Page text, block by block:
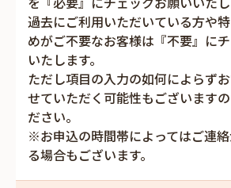
過去にご利用いただいている方や
めがご不要なお客様は『不要』に
いたします。
ただし項目の入力の如何によらず
せていただく可能性もございます
ださい。
※お申込の時間帯によってはご連
る場合もございます。